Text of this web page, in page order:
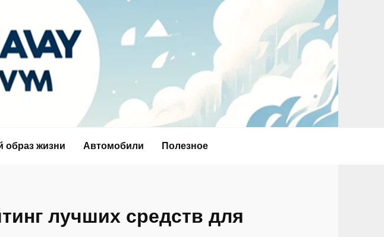
образ жизни Автомобили Полезное
лучших средств для